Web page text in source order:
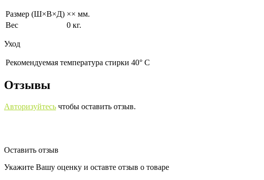
Размер (Ш×В×Д) ×× мм.
Вес
0 кг.
Уход
Рекомендуемая температура стирки 40° С
Отзывы
Авторизуйтесь чтобы оставить отзыв.
Оставить отзыв
Укажите Вашу оценку и оставте отзыв о товаре